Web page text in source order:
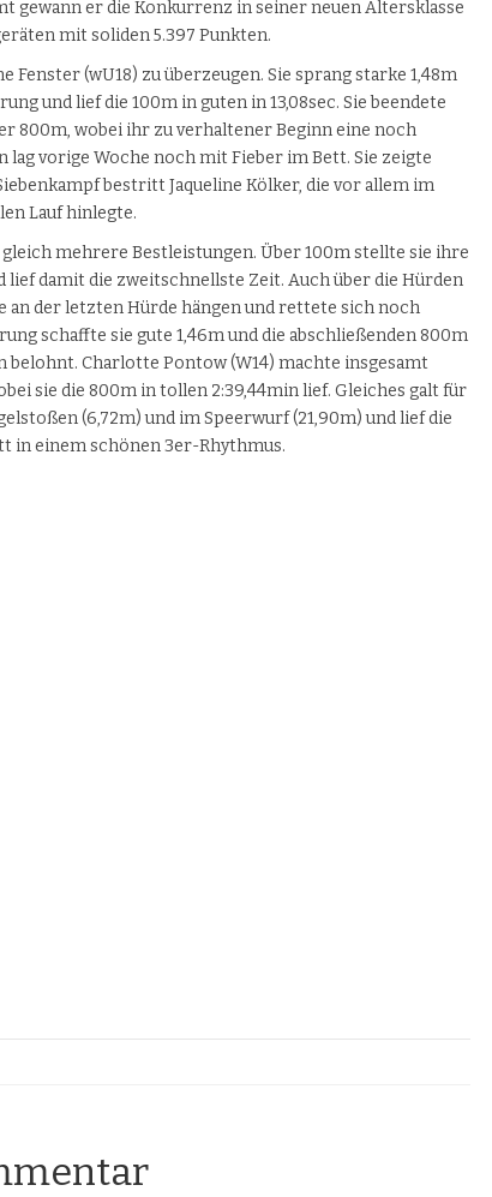
gewann er die Konkurrenz in seiner neuen Altersklasse
mit soliden 5.397 Punkten.
(wU18) zu überzeugen. Sie sprang starke 1,48m
und lief die 100m in guten in 13,08sec. Sie beendete
800m, wobei ihr zu verhaltener Beginn eine noch
lag vorige Woche noch mit Fieber im Bett. Sie zeigte
bestritt Jaqueline Kölker, die vor allem im
Lauf hinlegte.
gleich mehrere Bestleistungen. Über 100m stellte sie ihre
lief damit die zweitschnellste Zeit. Auch über die Hürden
an der letzten Hürde hängen und rettete sich noch
schaffte sie gute 1,46m und die abschließenden 800m
Charlotte Pontow (W14) machte insgesamt
sie die 800m in tollen 2:39,44min lief. Gleiches galt für
(6,72m) und im Speerwurf (21,90m) und lief die
in einem schönen 3er-Rhythmus.